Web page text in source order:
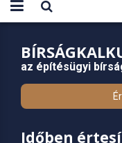
az építésügyi
Időben